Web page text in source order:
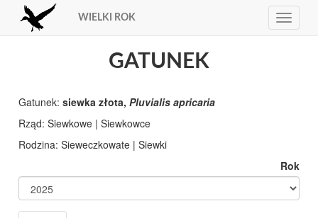
Toggle
WIELKI ROK
GATUNEK
Gatunek:siewka złota,Pluvialis apricaria
Rząd: Siewkowe | Siewkowce
Rodzina: Sieweczkowate | Siewki
Rok